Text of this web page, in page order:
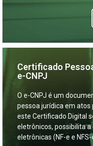
Certificado
e-CNPJ
O e-CNPJ é um
pessoa jurídica em
este Certificado Digital
eletrônicos, possibilita
eletrônicas (NF-e e NFS-